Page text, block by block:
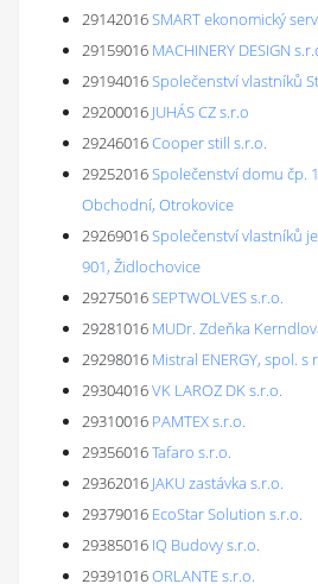
29142016SMART ekonomický
29159016 MACHINERY DESIGN
29194016Společenství vlastníků
29200016 JUHÁS CZ s.r.o
29246016Cooper still s.r.o.
29252016Společenství domu čp.
Obchodní, Otrokovice
29269016Společenství vlastníků
901, Židlochovice
29275016SEPTWOLVES s.r.o.
29281016 MUDr. Zdeňka
29298016 Mistral ENERGY, spol. s
29304016VK LAROZ DK s.r.o.
29310016 PAMTEX s.r.o.
29356016Tafaro s.r.o.
29362016 JAKU zastávka s.r.o.
29379016 EcoStar Solution s.r.o.
29385016 IQ Budovy s.r.o.
29391016ORLANTE s.r.o.